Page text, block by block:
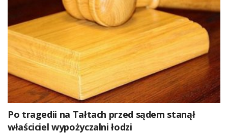
Po tragedii na Tałtach przed sądem stanął
właściciel wypożyczalni łodzi